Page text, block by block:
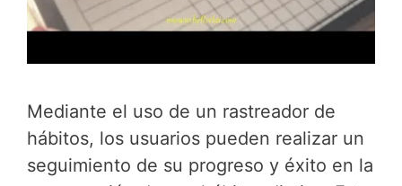
Mediante el uso de un rastreador de
hábitos, los usuarios pueden realizar un
seguimiento de su progreso y éxito en la